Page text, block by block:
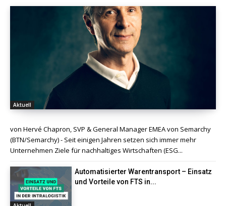
Aktuell
von Hervé Chapron, SVP & General Manager EMEA von Semarchy
(BTN/Semarchy) - Seit einigen Jahren setzen sich immer mehr
Unternehmen Ziele für nachhaltiges Wirtschaften (ESG...
Automatisierter Warentransport – Einsatz
und Vorteile von FTS in...